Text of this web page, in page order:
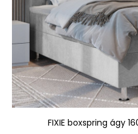
FIXIE boxspring ágy